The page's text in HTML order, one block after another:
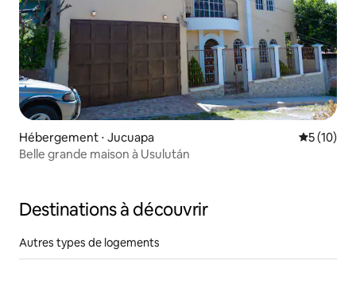
Hébergement ⋅ Jucuapa
5 (10)
Belle grande maison à Usulután
Destinations à découvrir
Autres types de logements